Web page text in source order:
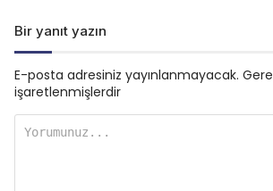
Bir yanıt yazın
E-posta adresiniz yayınlanmayacak.
işaretlenmişlerdir